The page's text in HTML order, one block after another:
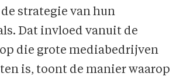
strategie van hun
Dat invloed vanuit de
die grote mediabedrijven
is, toont de manier waarop